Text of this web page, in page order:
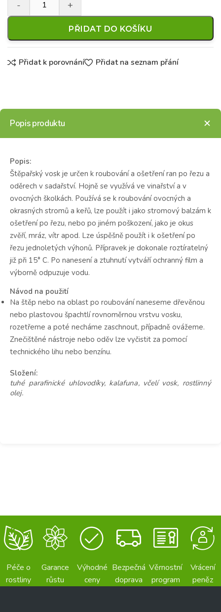
PŘIDAT DO KOŠÍKU
Přidat k porovnání Přidat na seznam přání
Popis produktu
Popis:
Štěpařský vosk je určen k roubování a ošetření ran po řezu a
oděrech v sadařství. Hojně se využívá ve vinařství a v
ovocných školkách. Používá se k roubování ovocných a
okrasných stromů a keřů, lze použít i jako stromový balzám k
ošetření po řezu, nebo po jiném poškození, jako je okus
zvěří, mráz, vítr apod. Lze úspěšně použít i k ošetření po
řezu jednoletých výhonů. Přípravek je dokonale roztíratelný
již při 15° C. Po nanesení a ztuhnutí vytváří ochranný film a
výborně odpuzuje vodu.
Návod na použití
Na štěp nebo na oblast po roubování naneseme dřevěnou
nebo plastovou špachtlí rovnoměrnou vrstvu vosku,
rozetřeme a poté necháme zaschnout, případně ovážeme.
Znečištěné nástroje nebo oděv lze vyčistit za pomocí
technického lihu nebo benzínu.
Složení:
tuhé parafinické uhlovodíky, kalafuna, včelí vosk, rostlinný
olej.
Péče o
rostliny
Garance
růstu
Výhodné
ceny
Bezpečná
doprava
Věrnostní
program
Vrácení
peněz